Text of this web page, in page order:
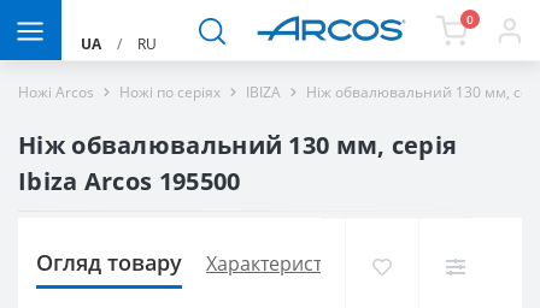
UA / RU
0
Ножі Arcos Ножі по серіях IBIZA Ніж обвалювальний 130 мм,
Ніж обвалювальний 130 мм, серія
Ibiza Arcos 195500
Огляд товару Характеристики Доставка і